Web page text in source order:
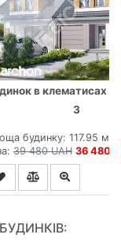
в клематисах
3
будинку: 117.95 м
39 480 UAH 36 480